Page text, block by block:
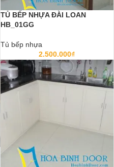
TỦ BẾP NHỰA ĐÀI LOAN
HB_01GG
Tủ bếp nhựa
2.500.000₫